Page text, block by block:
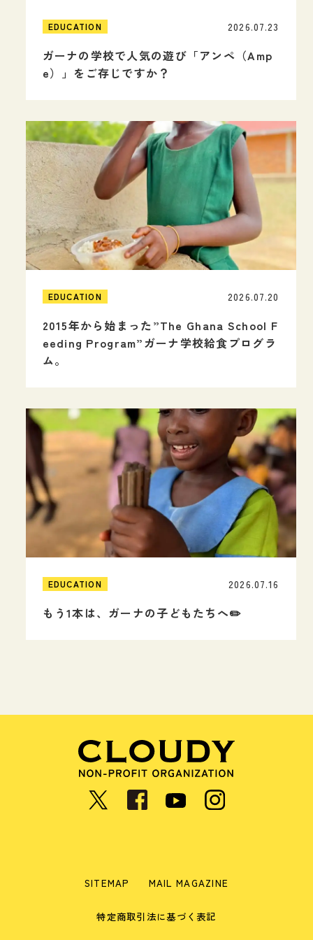
EDUCATION
ガーナの学校で人気の遊び「アンペ（Amp
e）」をご存じですか？
2026.07.23
EDUCATION
2015年から始まった”The Ghana School F
eeding Program”ガーナ学校給食プログラ
ム。
2026.07.20
EDUCATION
もう1本は、ガーナの子どもたちへ✏️
2026.07.16
SITEMAP MAIL MAGAZINE
特定商取引法に基づく表記